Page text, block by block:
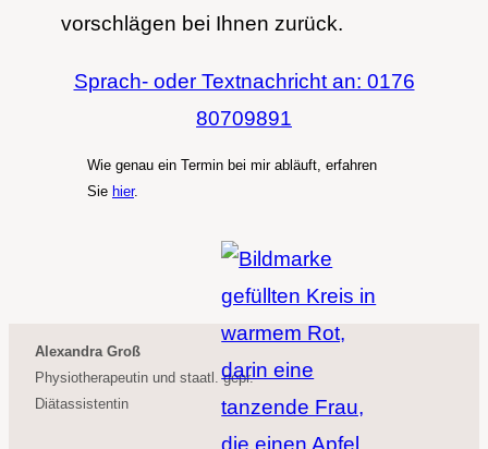
vor­schlä­gen bei Ihnen zurück.
Sprach- oder Text­nach­richt an: 0176
80709891
Wie genau ein Ter­min bei mir abläuft, erfah­ren
Sie hier.
Alexandra Groß
Physiotherapeutin und staatl. gepr.
Diätassistentin